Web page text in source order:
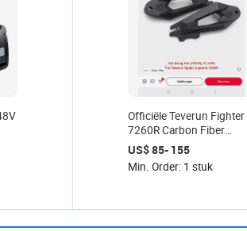
Officiële Teverun Fighter
7260R Carbon Fiber
Swing Arm geschikt voor
originele Teverun Fighter
7260R V4 V5 V6
US$ 85- 155
Min. Order: 1 stuk